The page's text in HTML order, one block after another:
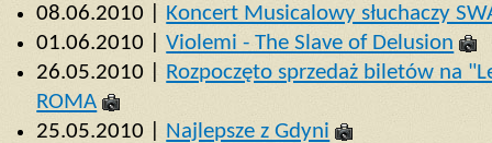
08.06.2010 |
Koncert Musicalowy słuchaczy
01.06.2010 |Violemi - The Slave of Delusion
26.05.2010 |
Rozpoczęto sprzedaż biletów na
ROMA
25.05.2010 |
Najlepsze z Gdyni